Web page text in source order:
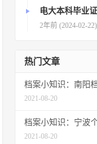
电大本科毕业
2年前 (2024-02-22)
热门文章
档案小知识：南阳
2021-08-20
档案小知识：宁波
2021-08-20